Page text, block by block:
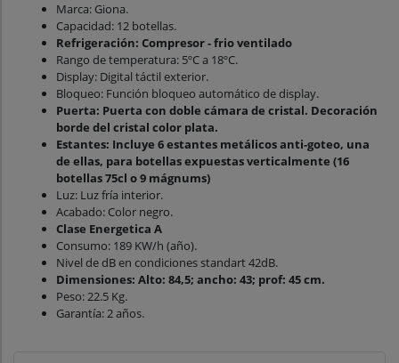
Marca: Giona.
Capacidad: 12 botellas.
Refrigeración: Compresor - frio ventilado
Rango de temperatura: 5ºC a 18ºC.
Display: Digital táctil exterior.
Bloqueo: Función bloqueo automático de display.
Puerta: Puerta con doble cámara de cristal. Decoración
borde del cristal color plata.
Estantes: Incluye 6 estantes metálicos anti-goteo, una
de ellas, para botellas expuestas verticalmente (16
botellas 75cl o 9 mágnums)
Luz: Luz fría interior.
Acabado: Color negro.
Clase Energetica A
Consumo: 189 KW/h (año).
Nivel de dB en condiciones standart 42dB.
Dimensiones: Alto: 84,5; ancho: 43; prof: 45 cm.
Peso: 22.5 Kg.
Garantía: 2 años.